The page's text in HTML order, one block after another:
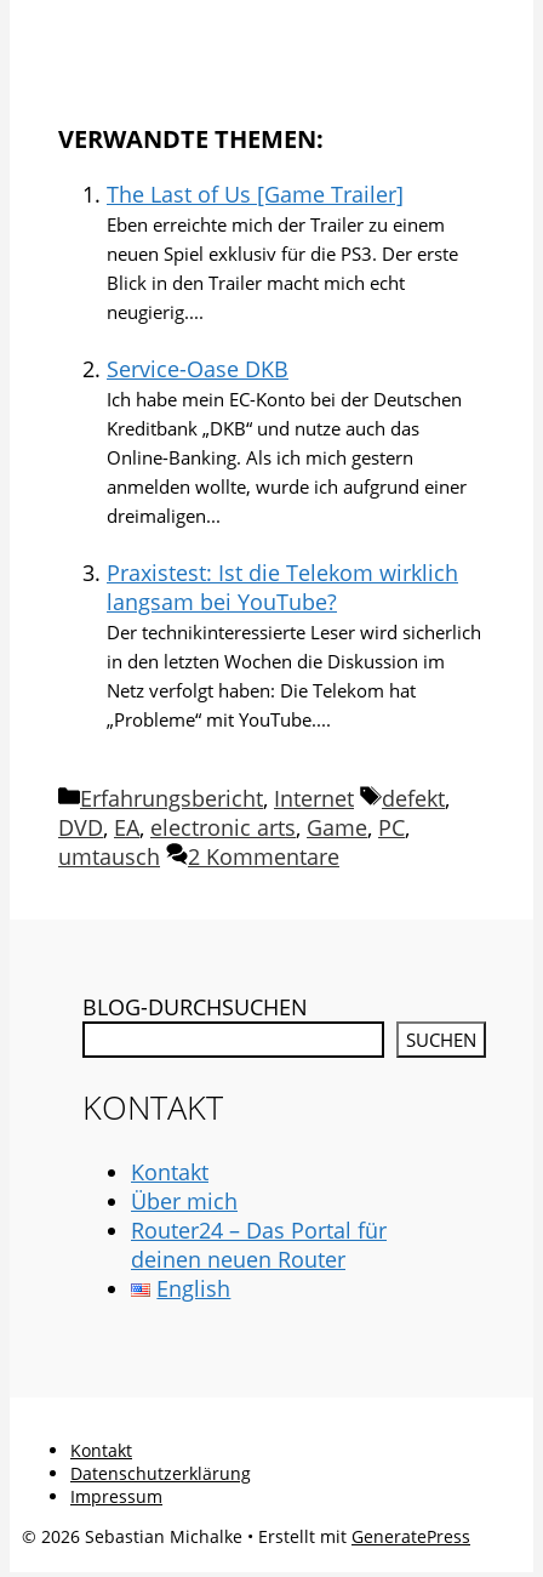
VERWANDTE THEMEN:
The Last of Us [Game Trailer]
Eben erreichte mich der Trailer zu einem
neuen Spiel exklusiv für die PS3. Der erste
Blick in den Trailer macht mich echt
neugierig....
Service-Oase DKB
Ich habe mein EC-Konto bei der Deutschen
Kreditbank „DKB“ und nutze auch das
Online-Banking. Als ich mich gestern
anmelden wollte, wurde ich aufgrund einer
dreimaligen...
Praxistest: Ist die Telekom wirklich
langsam bei YouTube?
Der technikinteressierte Leser wird sicherlich
in den letzten Wochen die Diskussion im
Netz verfolgt haben: Die Telekom hat
„Probleme“ mit YouTube....
Kategorien
Erfahrungsbericht, Internet Schlagwörter
defekt,
DVD, EA, electronic arts, Game, PC,
umtausch
2 Kommentare
BLOG-DURCHSUCHEN
SUCHEN
KONTAKT
Kontakt
Über mich
Router24 – Das Portal für
deinen neuen Router
English
Kontakt
Datenschutzerklärung
Impressum
© 2026 Sebastian Michalke • Erstellt mit GeneratePress